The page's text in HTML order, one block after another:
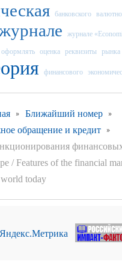
банковского
журнале
оформлять оценка реквизиты рынка
финансового
Ближайший номер
обращение и кредит
/ Features of the financial
today